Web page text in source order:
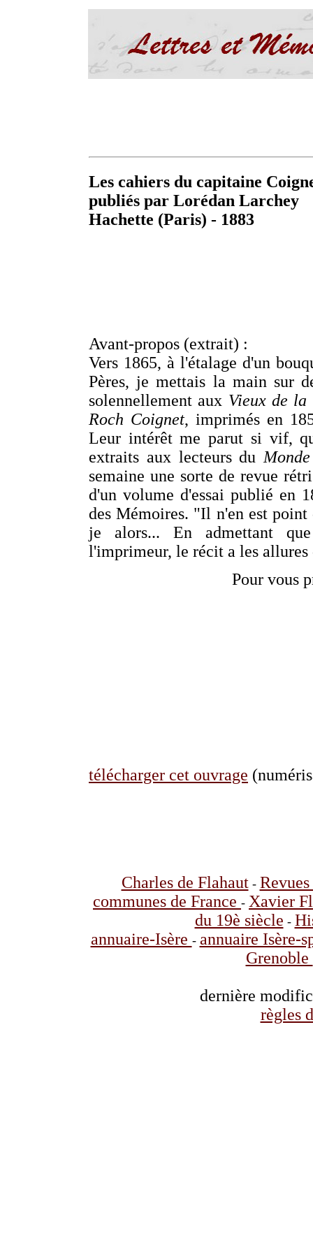
Les cahiers du capitaine
publiés par Lorédan Larchey
Hachette (Paris) - 1883
Avant-propos (extrait) :
Vers 1865, à l'étalage d'un
Pères, je mettais la main sur
solennellement aux Vieux de
Roch Coignet, imprimés en
Leur intérêt me parut si vif,
extraits aux lecteurs du
semaine une sorte de revue
d'un volume d'essai publié en
des Mémoires. "Il n'en est
je alors... En admettant
l'imprimeur, le récit a les allures
Pour vous
télécharger cet ouvrage
Charles de Flahaut-
communes de France - Xavier
du 19è siècle -
annuaire-Isère - annuaire Isère-
Grenoble
dernière
règles